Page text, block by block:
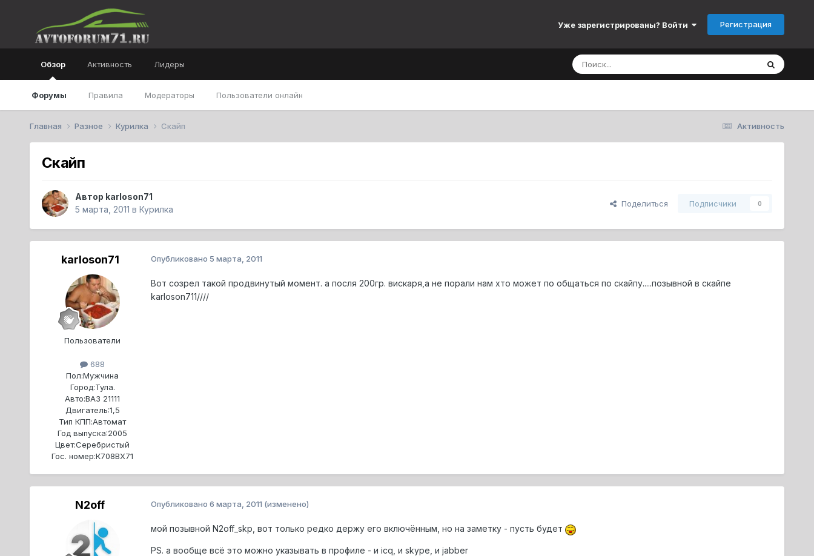
Уже зарегистрированы? Войти Регистрация
Обзор
Форумы Правила Модераторы Пользователи онлайн
Активность Лидеры
Активность
Главная Разное Курилка Скайп
Скайп
Автор karloson71
5 марта, 2011 в Курилка
Поделиться Подписчики 0
karloson71
Пользователи
688
Пол:Мужчина
Город:Тула.
Авто:ВАЗ 21111
Двигатель:1,5
Тип КПП:Автомат
Год выпуска:2005
Цвет:Серебристый
Гос. номер:К708ВХ71
Опубликовано 5 марта, 2011
Вот созрел такой продвинутый момент. а посля 200гр. вискаря,а не порали нам хто может по общаться по скайпу.....позывной в скайпе
karloson711////
N2off Опубликовано 6 марта, 2011 (изменено)
мой позывной N2off_skp, вот только редко держу его включённым, но на заметку - пусть будет
PS. а вообще всё это можно указывать в профиле - и icq, и skype, и jabber